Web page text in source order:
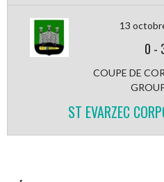
13
0 -
COUPE DE
ST EVARZEC